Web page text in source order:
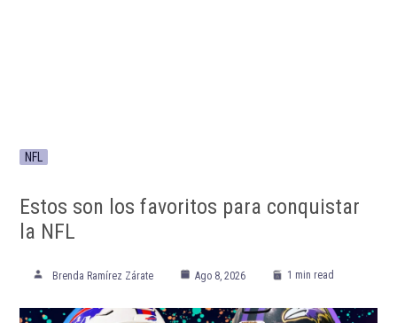
NFL
Estos son los favoritos para conquistar
la NFL
Brenda Ramírez Zárate Ago 8, 2026 1 min read